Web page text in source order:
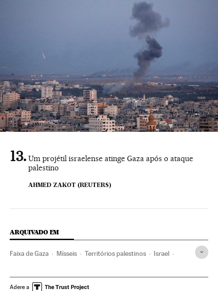
Um projétil israelense atinge Gaza após o ataque
palestino
AHMED ZAKOT (REUTERS)
ARQUIVADO EM
Faixa de Gaza Mísseis Territórios palestinos Israel
Oriente médio Armamento
Adere a